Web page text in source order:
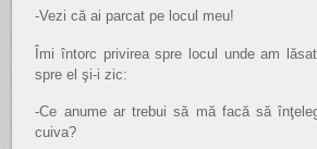
-Vezi că ai parcat pe locul meu!
Îmi întorc privirea spre locul unde am
spre el şi-i zic:
-Ce anume ar trebui să mă facă să
cuiva?